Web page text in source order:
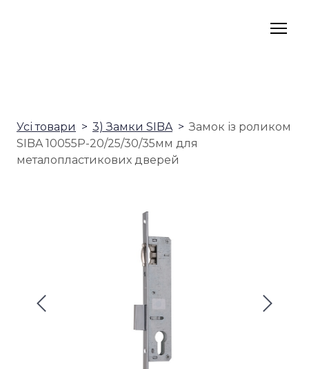
Усі товари 3) Замки SIBA
Замок із роликом
SIBA 10055P-20/25/30/35мм для
металопластикових дверей